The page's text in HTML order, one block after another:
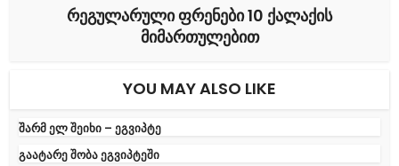
რეგულარული ფრენები 10 ქალაქის
მიმართულებით
YOU MAY ALSO LIKE
შარმ ელ შეიხი – ეგვიპტე
გაატარე შობა ეგვიპტეში